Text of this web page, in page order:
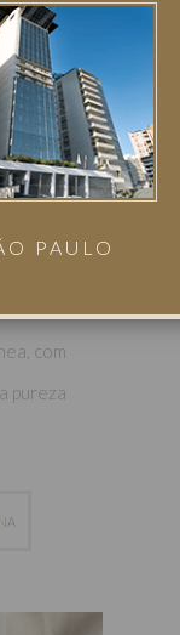
Paulo
uma
e
espaço
de
com
pureza
PAULO